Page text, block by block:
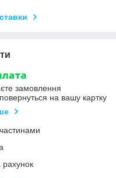
замовлення
на вашу картку